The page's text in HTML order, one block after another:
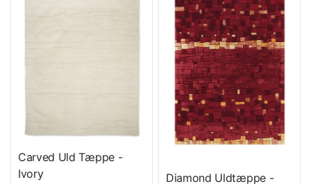
Carved Uld Tæppe -
Ivory
Diamond Uldtæppe -